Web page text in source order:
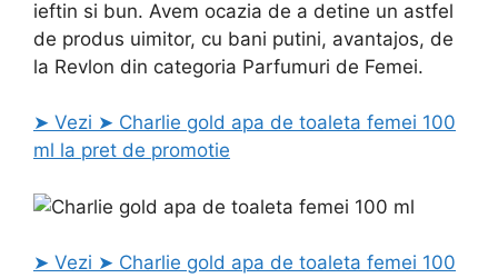
ieftin si bun. Avem ocazia de a detine un astfel
de produs uimitor, cu bani putini, avantajos, de
la Revlon din categoria Parfumuri de Femei.
➤ Vezi ➤ Charlie gold apa de toaleta femei 100
ml la pret de promotie
➤ Vezi ➤ Charlie gold apa de toaleta femei 100